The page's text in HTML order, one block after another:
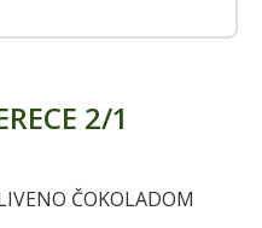
2/1
ČOKOLADOM